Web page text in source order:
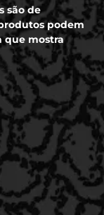
são de
podem
que mostra